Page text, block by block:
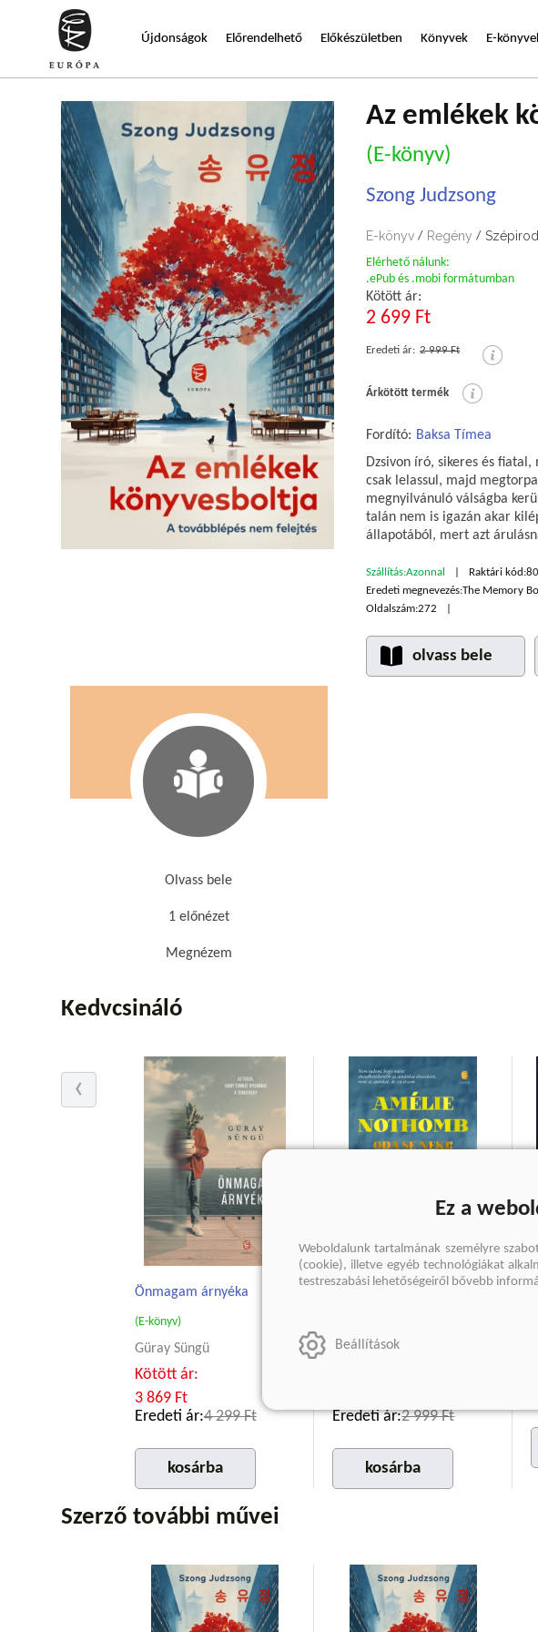
Újdonságok Előrendelhető Előkészületben Könyvek E-
Az emlékek
(E-könyv)
Szong Judzsong
E-könyv / Regény /
Elérhető nálunk:
.ePub és .mobi formátumban
Kötött ár:
2 699 Ft
Eredeti ár: 2 999 Ft
Árkötött termék
Fordító: Baksa Tímea
Dzsivon író, sikeres és
csak lelassul, majd
megnyilvánuló válságba
talán nem is igazán akar
állapotából, mert azt
Szállítás:Azonnal Raktári kód:
Eredeti megnevezés:The Memory
Oldalszám:272
olvass bele
Olvass bele
1 előnézet
Megnézem
Kedvcsináló
Önmagam árnyéka
(E-könyv)
Güray Süngü
Kötött ár:
3 869 Ft
Eredeti ár:4 299 Ft
kosárba
Amélie Nothomb
Eredeti ár:2 999 Ft
kosárba
Szerző további művei
Ez a
Weboldalunk tartalmának személyre
(cookie), illetve egyéb technológiákat
testreszabási lehetőségeiről bővebb
Beállítások